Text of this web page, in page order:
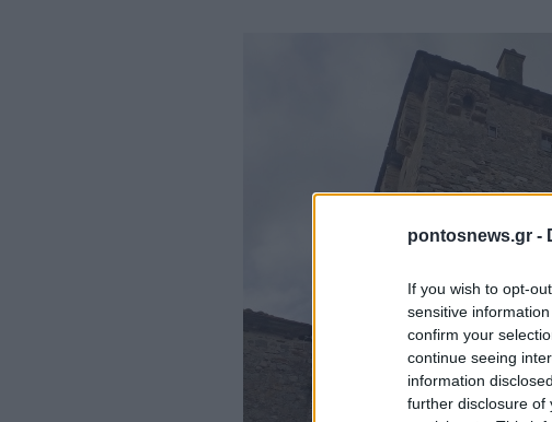
pontosnews.gr -
If you wish to opt-
sensitive
confirm your
continue seeing
information
further disclosure of